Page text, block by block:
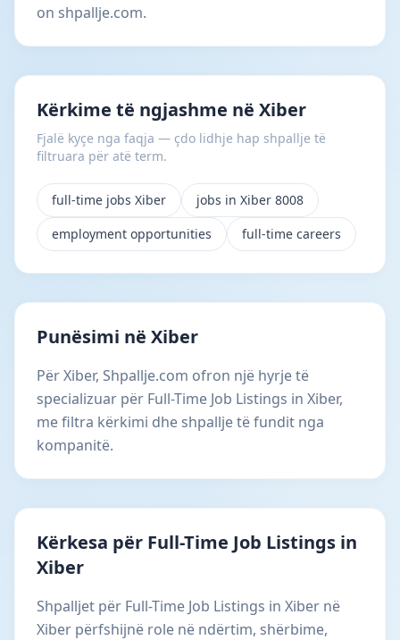
on shpallje.com.
Kërkime të ngjashme në Xiber
Fjalë kyçe nga faqja — çdo lidhje hap shpallje të
filtruara për atë term.
full-time jobs Xiber
jobs in Xiber 8008
employment opportunities
full-time careers
Punësimi në Xiber
Për Xiber, Shpallje.com ofron një hyrje të
specializuar për Full-Time Job Listings in Xiber,
me filtra kërkimi dhe shpallje të fundit nga
kompanitë.
Kërkesa për Full-Time Job Listings in
Xiber
Shpalljet për Full-Time Job Listings in Xiber në
Xiber përfshijnë role në ndërtim, shërbime,